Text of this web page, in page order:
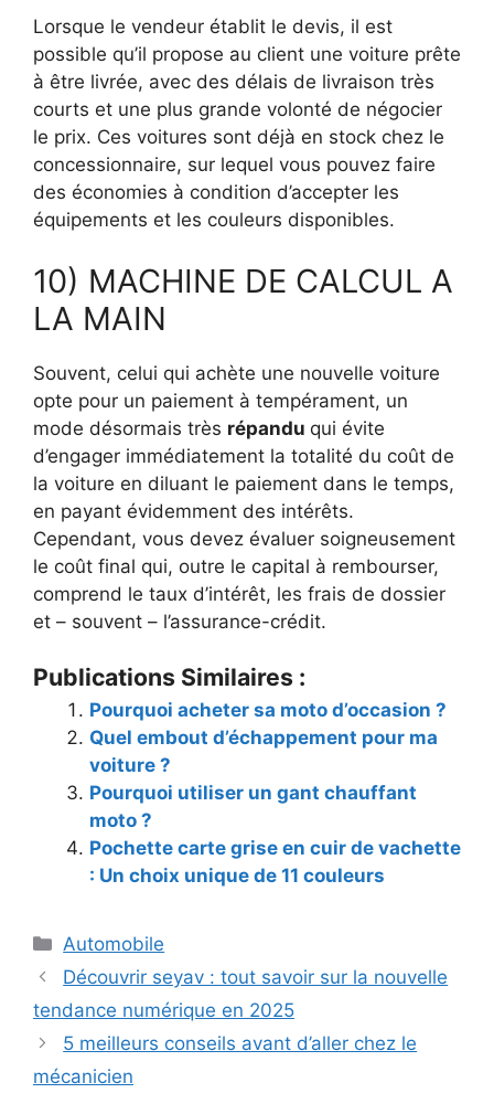
Lorsque le vendeur établit le devis, il est
possible qu’il propose au client une voiture prête
à être livrée, avec des délais de livraison très
courts et une plus grande volonté de négocier
le prix. Ces voitures sont déjà en stock chez le
concessionnaire, sur lequel vous pouvez faire
des économies à condition d’accepter les
équipements et les couleurs disponibles.
10) MACHINE DE CALCUL A
LA MAIN
Souvent, celui qui achète une nouvelle voiture
opte pour un paiement à tempérament, un
mode désormais très répandu qui évite
d’engager immédiatement la totalité du coût de
la voiture en diluant le paiement dans le temps,
en payant évidemment des intérêts.
Cependant, vous devez évaluer soigneusement
le coût final qui, outre le capital à rembourser,
comprend le taux d’intérêt, les frais de dossier
et – souvent – l’assurance-crédit.
Publications Similaires :
Pourquoi acheter sa moto d’occasion ?
Quel embout d’échappement pour ma
voiture ?
Pourquoi utiliser un gant chauffant
moto ?
Pochette carte grise en cuir de vachette
: Un choix unique de 11 couleurs
Catégories
Automobile
Découvrir seyav : tout savoir sur la nouvelle
tendance numérique en 2025
5 meilleurs conseils avant d’aller chez le
mécanicien